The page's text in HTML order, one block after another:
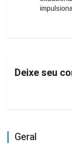
Deixe seu
Geral